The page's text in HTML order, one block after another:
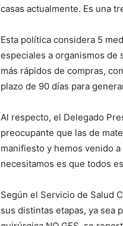
casas actualmente. Es una
Esta política considera 5
especiales a organismos de
más rápidos de compras,
plazo de 90 días para
Al respecto, el Delegado
preocupante que las de
manifiesto y hemos venido
necesitamos es que todos
Según el Servicio de Salud
sus distintas etapas, ya sea